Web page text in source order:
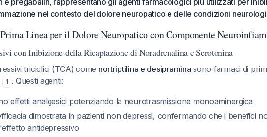
e pregabalin, rappresentano gli agenti farmacologici più utilizzati per
nel contesto del dolore neuropatico e delle condizioni
Linea per il Dolore Neuropatico con Componente
con Inibizione della Ricaptazione di Noradrenalina e Serotonina
triciclici (TCA) come nortriptilina e desipramina sono farmaci di
1 . Questi agenti:
effetti analgesici potenziando la neurotrasmissione monoaminergica
dimostrata in pazienti non depressi, confermando che i benefici
antidepressivo